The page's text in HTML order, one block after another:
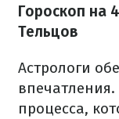
Гороскоп на
Тельцов
Астрологи
процесса,